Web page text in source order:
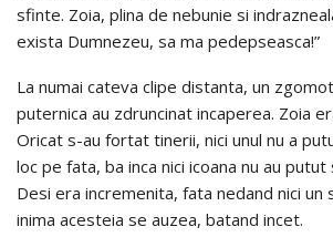
sfinte. Zoia, plina de nebunie si
exista Dumnezeu, sa ma pedepseasca!”
La numai cateva clipe distanta, un
puternica au zdruncinat incaperea. Zoia
Oricat s-au fortat tinerii, nici unul nu a
loc pe fata, ba inca nici icoana nu au
Desi era incremenita, fata nedand nici un
inima acesteia se auzea, batand incet.